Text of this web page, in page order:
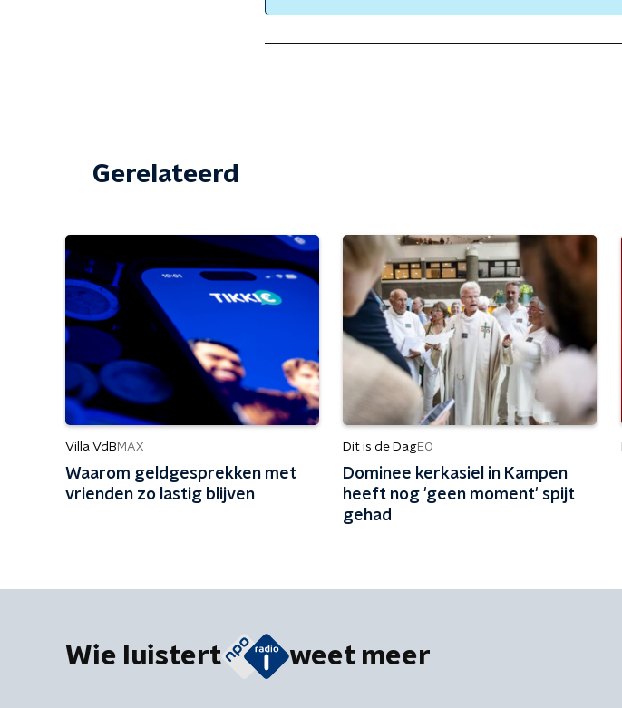
Gerelateerd
Villa VdB MAX
Waarom geldgesprekken met
vrienden zo lastig blijven
Dit is de DagEO
Dominee kerkasiel in Kampen
heeft nog 'geen moment' spijt
gehad
Wie luistert weet meer